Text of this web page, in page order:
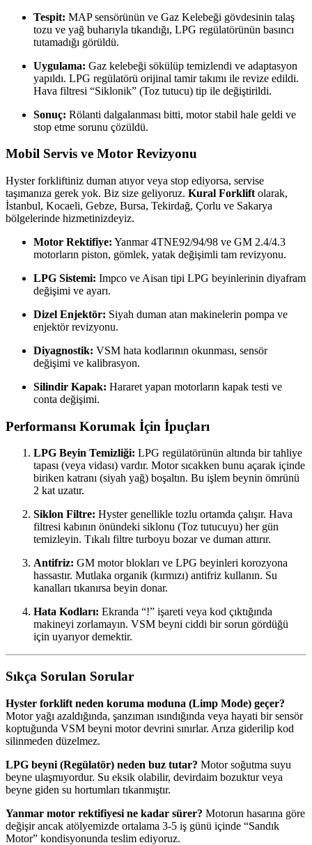
Tespit: MAP sensörünün ve Gaz Kelebeği gövdesinin talaş
tozu ve yağ buharıyla tıkandığı, LPG regülatörünün basıncı
tutamadığı görüldü.
Uygulama: Gaz kelebeği sökülüp temizlendi ve adaptasyon
yapıldı. LPG regülatörü orijinal tamir takımı ile revize edildi.
Hava filtresi “Siklonik” (Toz tutucu) tip ile değiştirildi.
Sonuç: Rölanti dalgalanması bitti, motor stabil hale geldi ve
stop etme sorunu çözüldü.
Mobil Servis ve Motor Revizyonu
Hyster forkliftiniz duman atıyor veya stop ediyorsa, servise
taşımanıza gerek yok. Biz size geliyoruz. Kural Forklift olarak,
İstanbul, Kocaeli, Gebze, Bursa, Tekirdağ, Çorlu ve Sakarya
bölgelerinde hizmetinizdeyiz.
Motor Rektifiye: Yanmar 4TNE92/94/98 ve GM 2.4/4.3
motorların piston, gömlek, yatak değişimli tam revizyonu.
LPG Sistemi: Impco ve Aisan tipi LPG beyinlerinin diyafram
değişimi ve ayarı.
Dizel Enjektör: Siyah duman atan makinelerin pompa ve
enjektör revizyonu.
Diyagnostik: VSM hata kodlarının okunması, sensör
değişimi ve kalibrasyon.
Silindir Kapak: Hararet yapan motorların kapak testi ve
conta değişimi.
Performansı Korumak İçin İpuçları
LPG Beyin Temizliği: LPG regülatörünün altında bir tahliye
tapası (veya vidası) vardır. Motor sıcakken bunu açarak içinde
biriken katranı (siyah yağ) boşaltın. Bu işlem beynin ömrünü
2 kat uzatır.
Siklon Filtre: Hyster genellikle tozlu ortamda çalışır. Hava
filtresi kabının önündeki siklonu (Toz tutucuyu) her gün
temizleyin. Tıkalı filtre turboyu bozar ve duman attırır.
Antifriz: GM motor blokları ve LPG beyinleri korozyona
hassastır. Mutlaka organik (kırmızı) antifriz kullanın. Su
kanalları tıkanırsa beyin donar.
Hata Kodları: Ekranda “!” işareti veya kod çıktığında
makineyi zorlamayın. VSM beyni ciddi bir sorun gördüğü
için uyarıyor demektir.
Sıkça Sorulan Sorular
Hyster forklift neden koruma moduna (Limp Mode) geçer?
Motor yağı azaldığında, şanzıman ısındığında veya hayati bir sensör
koptuğunda VSM beyni motor devrini sınırlar. Arıza giderilip kod
silinmeden düzelmez.
LPG beyni (Regülatör) neden buz tutar? Motor soğutma suyu
beyne ulaşmıyordur. Su eksik olabilir, devirdaim bozuktur veya
beyne giden su hortumları tıkanmıştır.
Yanmar motor rektifiyesi ne kadar sürer? Motorun hasarına göre
değişir ancak atölyemizde ortalama 3-5 iş günü içinde “Sandık
Motor” kondisyonunda teslim ediyoruz.